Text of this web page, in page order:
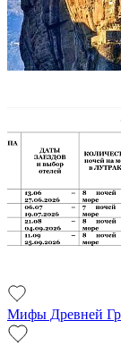
Мифы Древней